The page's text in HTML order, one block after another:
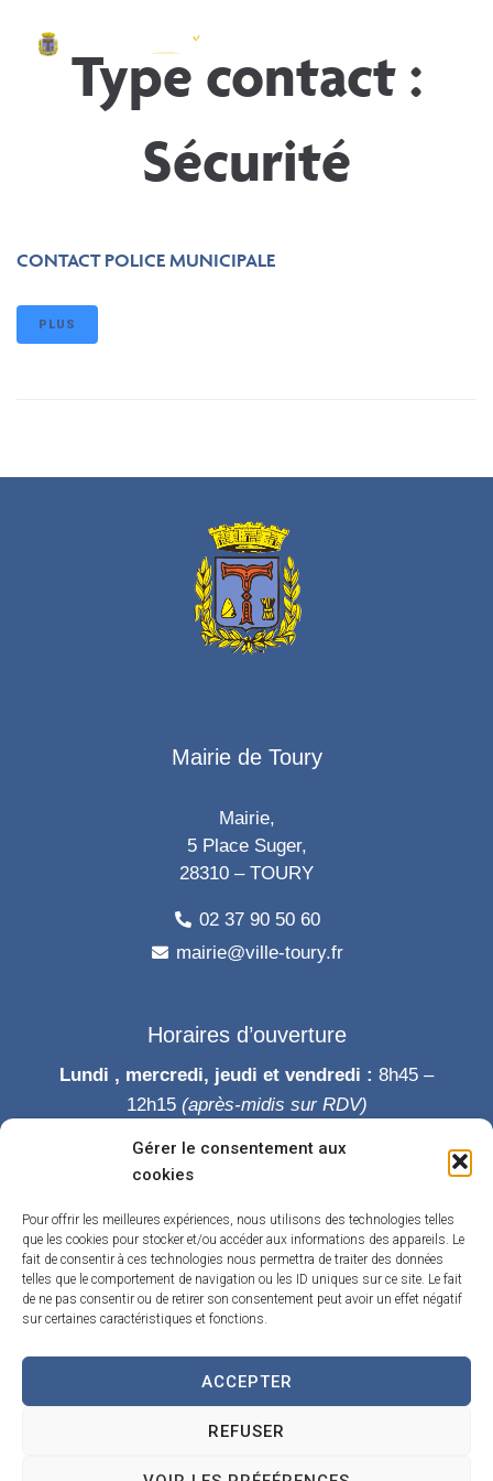
Gérer le consentement aux
cookies
Pour offrir les meilleures expériences, nous utilisons des technologies telles
que les cookies pour stocker et/ou accéder aux informations des appareils. Le
fait de consentir à ces technologies nous permettra de traiter des données
telles que le comportement de navigation ou les ID uniques sur ce site. Le fait
de ne pas consentir ou de retirer son consentement peut avoir un effet négatif
sur certaines caractéristiques et fonctions.
ACCEPTER
REFUSER
Type contact :
Sécurité
CONTACT POLICE MUNICIPALE
PLUS
Mairie de Toury
Mairie,
5 Place Suger,
28310 – TOURY
02 37 90 50 60
mairie@ville-toury.fr
Horaires d’ouverture
Lundi , mercredi, jeudi et vendredi : 8h45 –
12h15 (après-midis sur RDV)
Accessibilité Contact
Traitement de données personnelles
Plan du site